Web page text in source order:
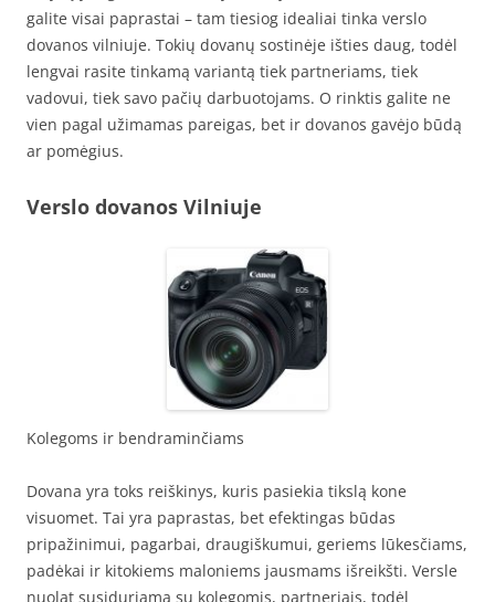
galite visai paprastai – tam tiesiog idealiai tinka verslo
dovanos vilniuje. Tokių dovanų sostinėje išties daug, todėl
lengvai rasite tinkamą variantą tiek partneriams, tiek
vadovui, tiek savo pačių darbuotojams. O rinktis galite ne
vien pagal užimamas pareigas, bet ir dovanos gavėjo būdą
ar pomėgius.
Verslo dovanos Vilniuje
Kolegoms ir bendraminčiams
Dovana yra toks reiškinys, kuris pasiekia tikslą kone
visuomet. Tai yra paprastas, bet efektingas būdas
pripažinimui, pagarbai, draugiškumui, geriems lūkesčiams,
padėkai ir kitokiems maloniems jausmams išreikšti. Versle
nuolat susiduriama su kolegomis, partneriais, todėl